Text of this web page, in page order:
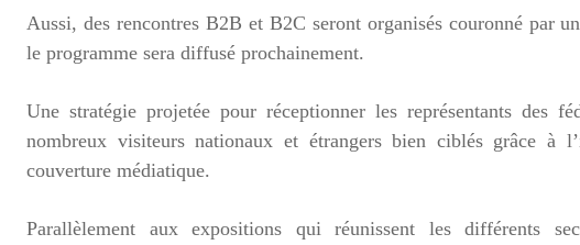
Aussi, des rencontres B2B et B2C seront organisés couronné par
le programme sera diffusé prochainement.
Une stratégie projetée pour réceptionner les représentants des
nombreux visiteurs nationaux et étrangers bien ciblés grâce à
couverture médiatique.
Parallèlement aux expositions qui réunissent les différents